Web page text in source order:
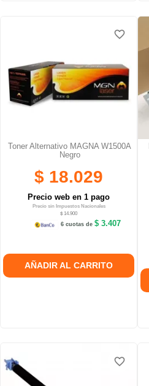
Toner Alternativo MAGNA W1500A
Negro
$ 18.029
Precio web en 1 pago
Precio sin Impuestos Nacionales
$ 14.900
6 cuotas de $ 3.407
AÑADIR AL CARRITO
favorite_border
favorite_border
favorite_border
favorite_border
favorite_border
favorite_border